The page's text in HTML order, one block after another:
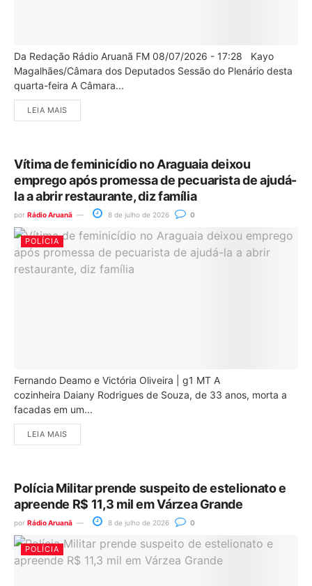
Da Redação Rádio Aruanã FM 08/07/2026 - 17:28 Kayo
Magalhães/Câmara dos Deputados Sessão do Plenário desta
quarta-feira A Câmara...
LEIA MAIS
Vítima de feminicídio no Araguaia deixou
emprego após promessa de pecuarista de ajudá-
la a abrir restaurante, diz família
por Rádio Aruanã 8 de julho de 2026 0
POLÍCIA
Fernando Deamo e Victória Oliveira | g1 MT A
cozinheira Daiany Rodrigues de Souza, de 33 anos, morta a
facadas em um...
LEIA MAIS
Polícia Militar prende suspeito de estelionato e
apreende R$ 11,3 mil em Várzea Grande
por Rádio Aruanã 8 de julho de 2026 0
POLÍCIA